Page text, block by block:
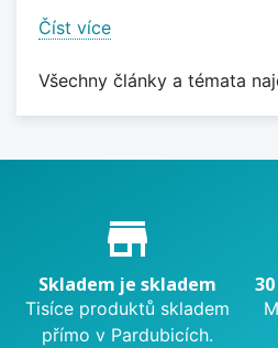
Číst více
Všechny články a témata
Proč nakupovat u nás?
store_mall_directory
Skladem je skladem
Tisíce produktů skladem
přímo v Pardubicích.